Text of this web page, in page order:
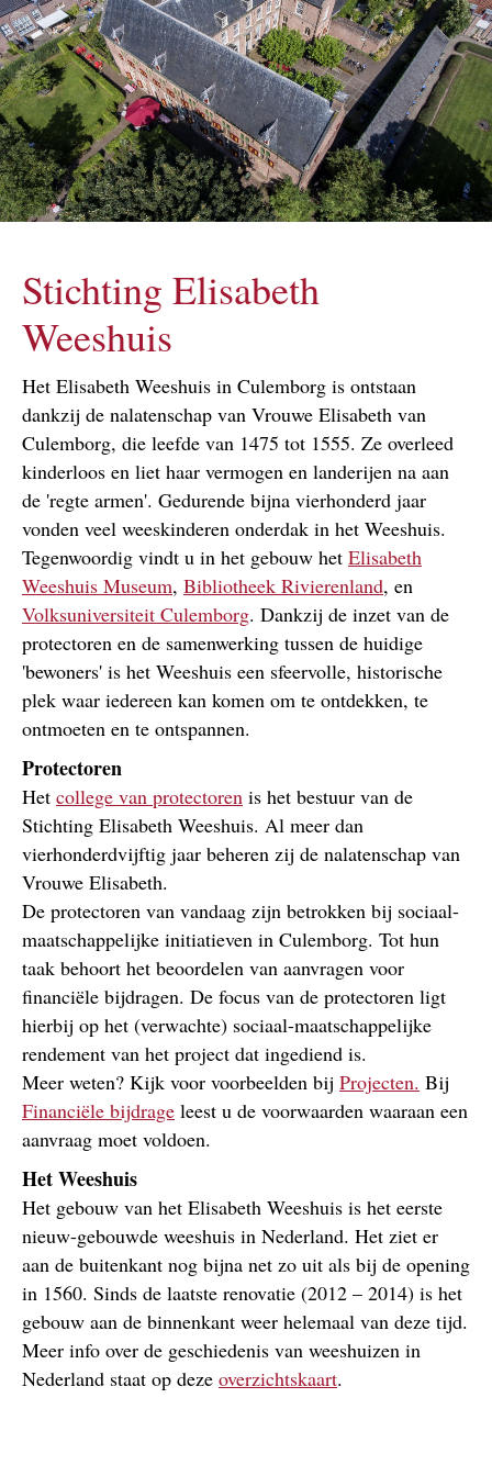
Stichting Elisabeth
Weeshuis
Het Elisabeth Weeshuis in Culemborg is ontstaan
dankzij de nalatenschap van Vrouwe Elisabeth van
Culemborg, die leefde van 1475 tot 1555. Ze overleed
kinderloos en liet haar vermogen en landerijen na aan
de 'regte armen'. Gedurende bijna vierhonderd jaar
vonden veel weeskinderen onderdak in het Weeshuis.
Tegenwoordig vindt u in het gebouw het Elisabeth
Weeshuis Museum, Bibliotheek Rivierenland, en
Volksuniversiteit Culemborg. Dankzij de inzet van de
protectoren en de samenwerking tussen de huidige
'bewoners' is het Weeshuis een sfeervolle, historische
plek waar iedereen kan komen om te ontdekken, te
ontmoeten en te ontspannen.
Protectoren
Het college van protectoren is het bestuur van de
Stichting Elisabeth Weeshuis. Al meer dan
vierhonderdvijftig jaar beheren zij de nalatenschap van
Vrouwe Elisabeth.
De protectoren van vandaag zijn betrokken bij sociaal-
maatschappelijke initiatieven in Culemborg. Tot hun
taak behoort het beoordelen van aanvragen voor
financiële bijdragen. De focus van de protectoren ligt
hierbij op het (verwachte) sociaal-maatschappelijke
rendement van het project dat ingediend is.
Meer weten? Kijk voor voorbeelden bij Projecten. Bij
Financiële bijdrage leest u de voorwaarden waaraan een
aanvraag moet voldoen.
Het Weeshuis
Het gebouw van het Elisabeth Weeshuis is het eerste
nieuw-gebouwde weeshuis in Nederland. Het ziet er
aan de buitenkant nog bijna net zo uit als bij de opening
in 1560. Sinds de laatste renovatie (2012 – 2014) is het
gebouw aan de binnenkant weer helemaal van deze tijd.
Meer info over de geschiedenis van weeshuizen in
Nederland staat op deze overzichtskaart.